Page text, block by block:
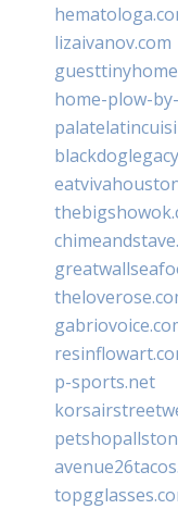
lizaivanov.com
home-plow-
p-sports.net